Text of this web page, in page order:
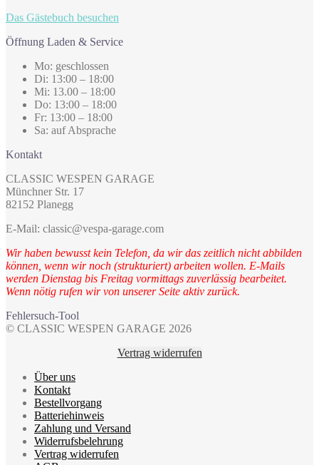
Das Gästebuch besuchen
Öffnung Laden & Service
Mo: geschlossen
Di: 13:00 – 18:00
Mi: 13.00 – 18:00
Do: 13:00 – 18:00
Fr: 13:00 – 18:00
Sa: auf Absprache
Kontakt
CLASSIC WESPEN GARAGE
Münchner Str. 17
82152 Planegg
E-Mail: classic@vespa-garage.com
Wir haben bewusst kein Telefon, da wir das zeitlich nicht abbilden
können, wenn wir noch (strukturiert) arbeiten wollen. E-Mails
werden Dienstag bis Freitag vormittags zuverlässig bearbeitet.
Wenn nötig rufen wir von unserer Seite aktiv zurück.
Fehlersuch-Tool
© CLASSIC WESPEN GARAGE 2026
Vertrag widerrufen
Über uns
Kontakt
Bestellvorgang
Batteriehinweis
Zahlung und Versand
Widerrufsbelehrung
Vertrag widerrufen